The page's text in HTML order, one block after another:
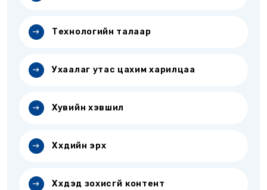
Технологийн талаар
Ухаалаг утас цахим харилцаа
Хувийн хэвшил
Хүүхдийн эрх
Хүүхдэд зохисгүй контент